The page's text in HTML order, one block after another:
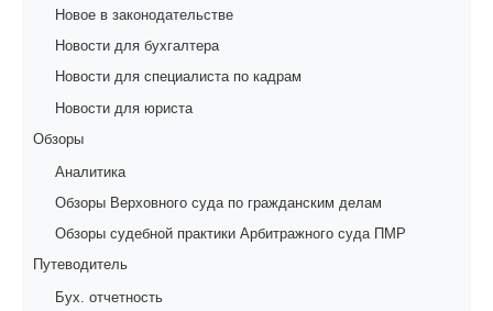
Новое в законодательстве
Новости для бухгалтера
Новости для специалиста по кадрам
Новости для юриста
Обзоры
Аналитика
Обзоры Верховного суда по гражданским делам
Обзоры судебной практики Арбитражного суда ПМР
Путеводитель
Бух. отчетность